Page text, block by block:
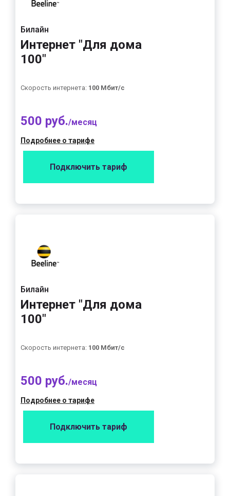
Билайн
Интернет "Для дома
100"
Скорость интернета: 100 Мбит/с
500 руб./месяц
Подробнее о тарифе
Подключить тариф
Билайн
Интернет "Для дома
100"
Скорость интернета: 100 Мбит/с
500 руб./месяц
Подробнее о тарифе
Подключить тариф